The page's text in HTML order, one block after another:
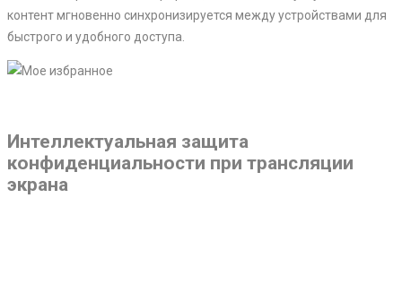
контент мгновенно синхронизируется между устройствами для
быстрого и удобного доступа.
Интеллектуальная защита
конфиденциальности при трансляции
экрана